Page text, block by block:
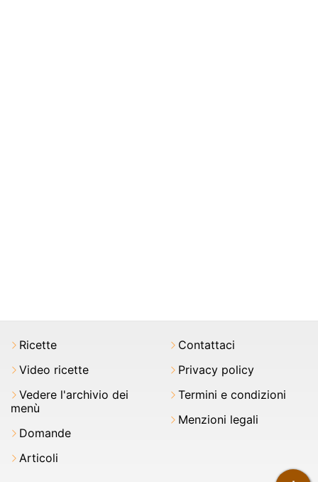
Ricette
Video ricette
Vedere l'archivio dei
menù
Domande
Articoli
Contattaci
Privacy policy
Termini e condizioni
Menzioni legali